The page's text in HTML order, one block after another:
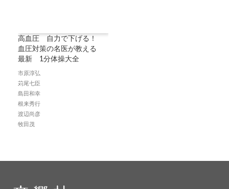
高血圧 自力で下げる！
血圧対策の名医が教える
最新 1分体操大全
市原淳弘
苅尾七臣
島田和幸
根来秀行
渡辺尚彦
牧田茂